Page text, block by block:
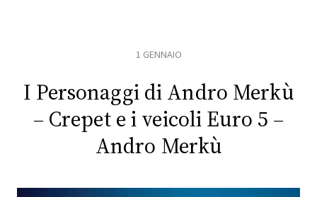
RADIO
PLAYLIST
1 GENNAIO
I Personaggi di Andro Merkù
– Crepet e i veicoli Euro 5 –
Andro Merkù